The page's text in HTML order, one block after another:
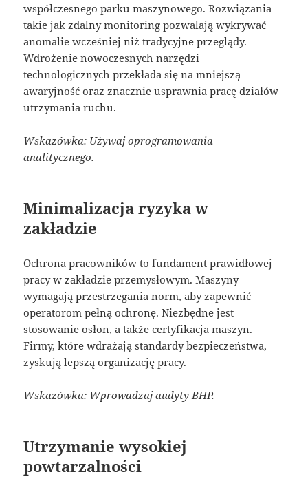
współczesnego parku maszynowego. Rozwiązania
takie jak zdalny monitoring pozwalają wykrywać
anomalie wcześniej niż tradycyjne przeglądy.
Wdrożenie nowoczesnych narzędzi
technologicznych przekłada się na mniejszą
awaryjność oraz znacznie usprawnia pracę działów
utrzymania ruchu.
Wskazówka: Używaj oprogramowania
analitycznego.
Minimalizacja ryzyka w
zakładzie
Ochrona pracowników to fundament prawidłowej
pracy w zakładzie przemysłowym. Maszyny
wymagają przestrzegania norm, aby zapewnić
operatorom pełną ochronę. Niezbędne jest
stosowanie osłon, a także certyfikacja maszyn.
Firmy, które wdrażają standardy bezpieczeństwa,
zyskują lepszą organizację pracy.
Wskazówka: Wprowadzaj audyty BHP.
Utrzymanie wysokiej
powtarzalności